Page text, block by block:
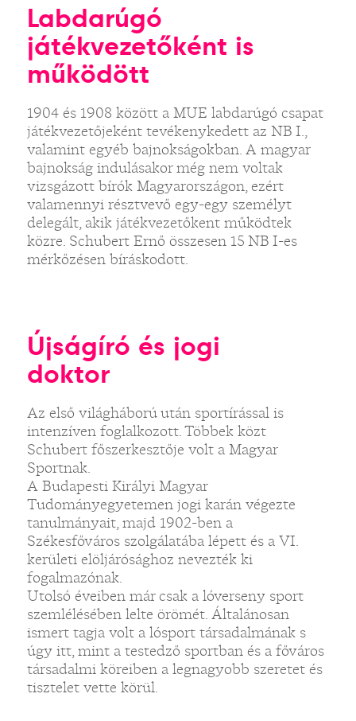
Labdarúgó
játékvezetőként is
működött
1904 és 1908 között a MUE labdarúgó csapat
játékvezetőjeként tevékenykedett az NB I.,
valamint egyéb bajnokságokban. A magyar
bajnokság indulásakor még nem voltak
vizsgázott bírók Magyarországon, ezért
valamennyi résztvevő egy-egy személyt
delegált, akik játékvezetőkent működtek
közre. Schubert Ernő összesen 15 NB I-es
mérkőzésen bíráskodott.
Újságíró és jogi
doktor
Az első világháború után sportírással is
intenzíven foglalkozott. Többek közt
Schubert főszerkesztője volt a Magyar
Sportnak.
A Budapesti Királyi Magyar
Tudományegyetemen jogi karán végezte
tanulmányait, majd 1902-ben a
Székesfőváros szolgálatába lépett és a VI.
kerületi elöljárósághoz nevezték ki
fogalmazónak.
Utolsó éveiben már csak a lóverseny sport
szemlélésében lelte örömét. Általánosan
ismert tagja volt a lósport társadalmának s
úgy itt, mint a testedző sportban és a főváros
társadalmi köreiben a legnagyobb szeretet és
tisztelet vette körül.